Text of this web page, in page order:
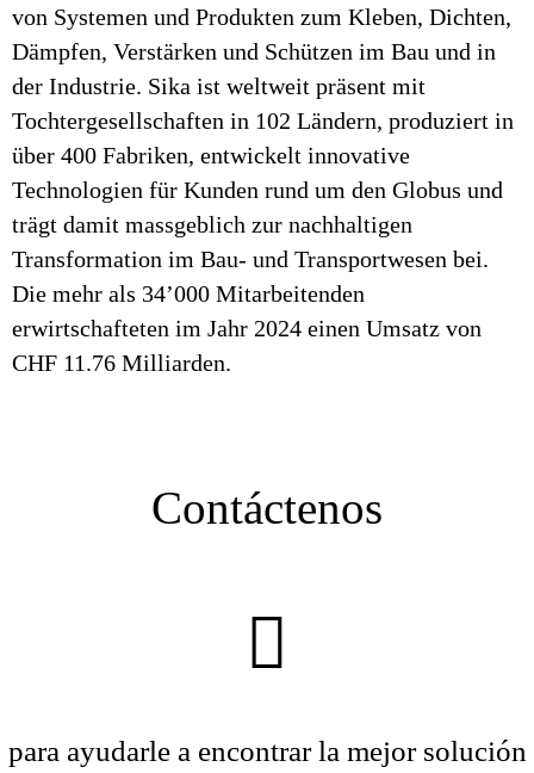
von Systemen und Produkten zum Kleben, Dichten,
Dämpfen, Verstärken und Schützen im Bau und in
der Industrie. Sika ist weltweit präsent mit
Tochtergesellschaften in 102 Ländern, produziert in
über 400 Fabriken, entwickelt innovative
Technologien für Kunden rund um den Globus und
trägt damit massgeblich zur nachhaltigen
Transformation im Bau- und Transportwesen bei.
Die mehr als 34’000 Mitarbeitenden
erwirtschafteten im Jahr 2024 einen Umsatz von
CHF 11.76 Milliarden.
Contáctenos
para ayudarle a encontrar la mejor solución